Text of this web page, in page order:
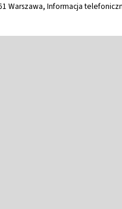
Warszawa, Informacja